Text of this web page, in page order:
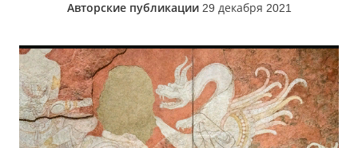
Авторские публикации 29 декабря 2021